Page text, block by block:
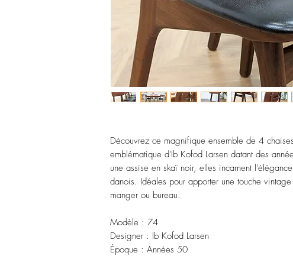
Découvrez ce magnifique ensemble de 4
emblématique d'Ib Kofod Larsen datant des
une assise en skaï noir, elles incarnent
danois. Idéales pour apporter une touche
manger ou bureau.
Modèle : 74
Designer : Ib Kofod Larsen
Époque : Années 50